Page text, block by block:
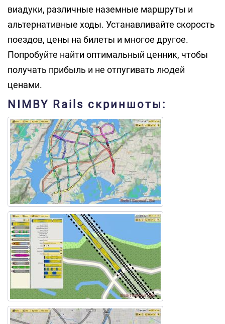
виадуки, различные наземные маршруты и
альтернативные ходы. Устанавливайте скорость
поездов, цены на билеты и многое другое.
Попробуйте найти оптимальный ценник, чтобы
получать прибыль и не отпугивать людей
ценами.
NIMBY Rails скриншоты: